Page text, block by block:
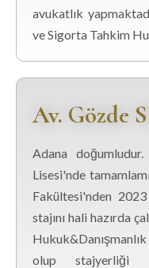
avukatlık
ve Sigorta Tahkim
Av. Gözde
Adana
Lisesi'nde
Fakültesi'nden
stajını hali hazırda
olup stajyerliği